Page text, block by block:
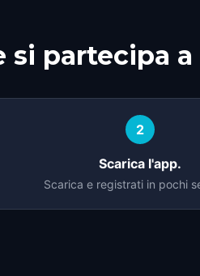
si partecipa
2
Scarica l'app.
Scarica e registrati in pochi